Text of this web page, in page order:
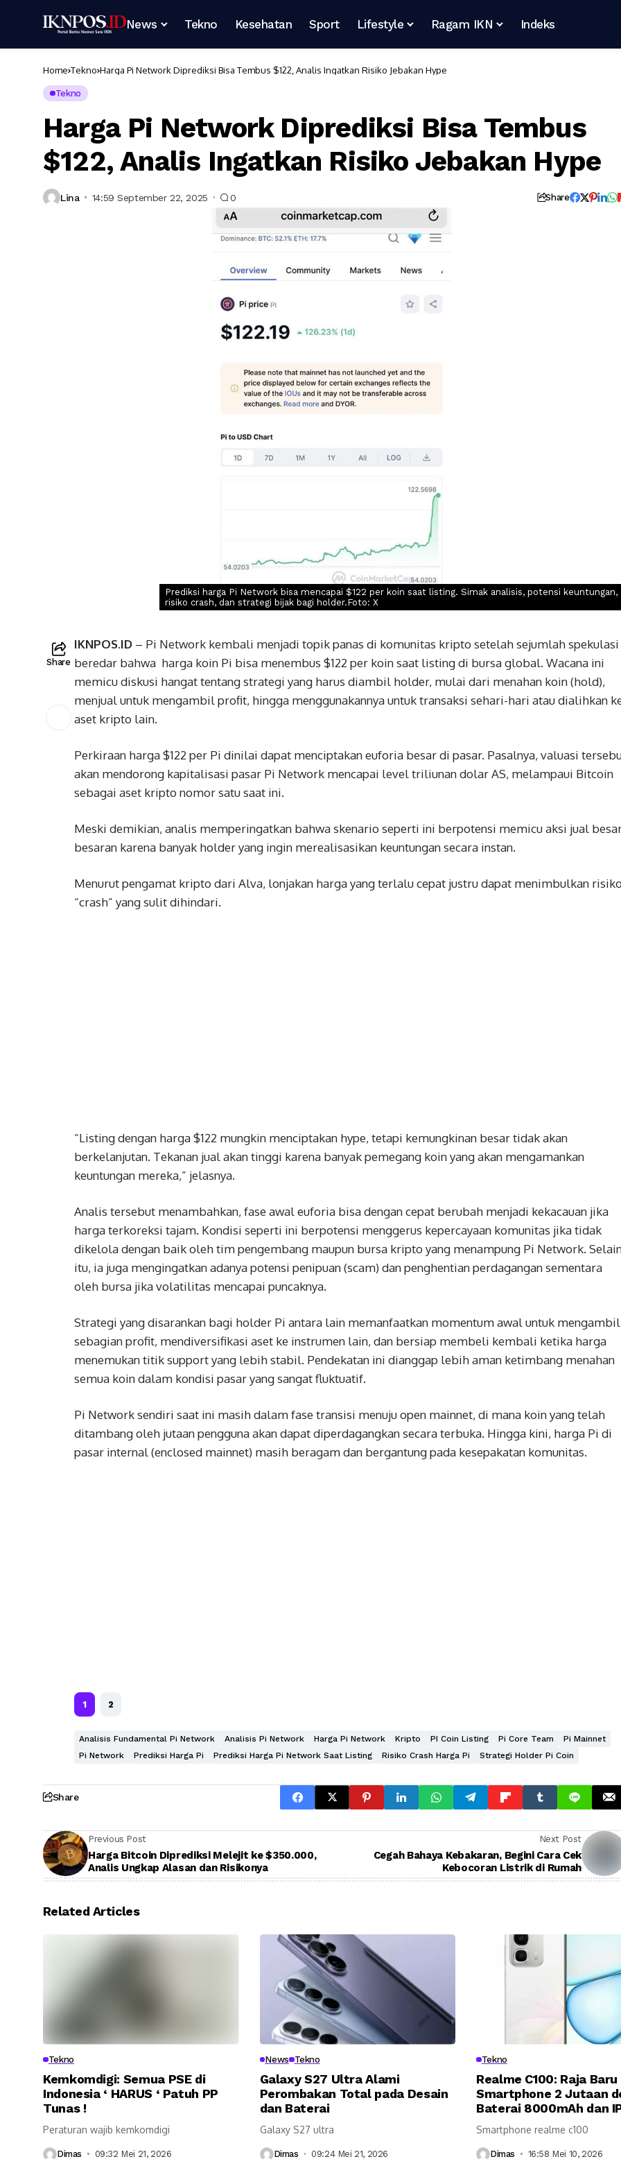
News Tekno Kesehatan Sport Lifestyle Ragam IKN Indeks
Home Tekno Harga Pi Network Diprediksi Bisa Tembus $122, Analis Ingatkan Risiko Jebakan Hype
Tekno
Harga Pi Network Diprediksi Bisa Tembus
$122, Analis Ingatkan Risiko Jebakan Hype
Lina 14:59 September 22, 2025 0 Share
Prediksi harga Pi Network bisa mencapai $122 per koin saat listing. Simak analisis, potensi keuntungan,
risiko crash, dan strategi bijak bagi holder.Foto: X
Share
IKNPOS.ID – Pi Network kembali menjadi topik panas di komunitas kripto setelah sejumlah spekulasi
beredar bahwa harga koin Pi bisa menembus $122 per koin saat listing di bursa global. Wacana ini
memicu diskusi hangat tentang strategi yang harus diambil holder, mulai dari menahan koin (hold),
menjual untuk mengambil profit, hingga menggunakannya untuk transaksi sehari-hari atau dialihkan
aset kripto lain.
Perkiraan harga $122 per Pi dinilai dapat menciptakan euforia besar di pasar. Pasalnya, valuasi
akan mendorong kapitalisasi pasar Pi Network mencapai level triliunan dolar AS, melampaui Bitcoin
sebagai aset kripto nomor satu saat ini.
Meski demikian, analis memperingatkan bahwa skenario seperti ini berpotensi memicu aksi jual
besaran karena banyak holder yang ingin merealisasikan keuntungan secara instan.
Menurut pengamat kripto dari Alva, lonjakan harga yang terlalu cepat justru dapat menimbulkan risiko
“crash” yang sulit dihindari.
“Listing dengan harga $122 mungkin menciptakan hype, tetapi kemungkinan besar tidak akan
berkelanjutan. Tekanan jual akan tinggi karena banyak pemegang koin yang akan mengamankan
keuntungan mereka,” jelasnya.
Analis tersebut menambahkan, fase awal euforia bisa dengan cepat berubah menjadi kekacauan jika
harga terkoreksi tajam. Kondisi seperti ini berpotensi menggerus kepercayaan komunitas jika tidak
dikelola dengan baik oleh tim pengembang maupun bursa kripto yang menampung Pi Network.
itu, ia juga mengingatkan adanya potensi penipuan (scam) dan penghentian perdagangan sementara
oleh bursa jika volatilitas mencapai puncaknya.
Strategi yang disarankan bagi holder Pi antara lain memanfaatkan momentum awal untuk mengambil
sebagian profit, mendiversifikasi aset ke instrumen lain, dan bersiap membeli kembali ketika harga
menemukan titik support yang lebih stabil. Pendekatan ini dianggap lebih aman ketimbang menahan
semua koin dalam kondisi pasar yang sangat fluktuatif.
Pi Network sendiri saat ini masih dalam fase transisi menuju open mainnet, di mana koin yang telah
ditambang oleh jutaan pengguna akan dapat diperdagangkan secara terbuka. Hingga kini, harga Pi di
pasar internal (enclosed mainnet) masih beragam dan bergantung pada kesepakatan komunitas.
1 2
Analisis Fundamental Pi Network Analisis Pi Network Harga Pi Network Kripto PI Coin Listing Pi Core Team
Pi Mainnet
Pi Network
Prediksi Harga Pi Prediksi Harga Pi Network Saat Listing Risiko Crash Harga Pi Strategi Holder Pi Coin
Share
Previous Post
Harga Bitcoin Diprediksi Melejit ke $350.000,
Analis Ungkap Alasan dan Risikonya
Next Post
Cegah Bahaya Kebakaran, Begini Cara Cek
Kebocoran Listrik di Rumah
Related Articles
Tekno
Kemkomdigi: Semua PSE di
Indonesia ‘ HARUS ‘ Patuh PP
Tunas !
Peraturan wajib kemkomdigi
Dimas 09:32 Mei 21, 2026
News Tekno
Galaxy S27 Ultra Alami
Perombakan Total pada Desain
dan Baterai
Galaxy S27 ultra
Dimas 09:24 Mei 21, 2026
Tekno
Realme C100: Raja Baru
Smartphone 2 Jutaan
Baterai 8000mAh dan
Smartphone realme c100
Dimas 16:58 Mei 10, 2026